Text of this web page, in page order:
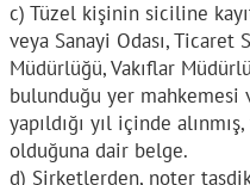
c) Tüzel kişinin siciline
veya Sanayi Odası,
Müdürlüğü, Vakıflar
bulunduğu yer
yapıldığı yıl içinde
olduğuna dair belge.
d) Şirketlerden, noter